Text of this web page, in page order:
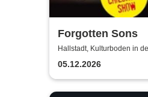
Forgotten Sons
Hallstadt, Kulturboden in
05.12.2026